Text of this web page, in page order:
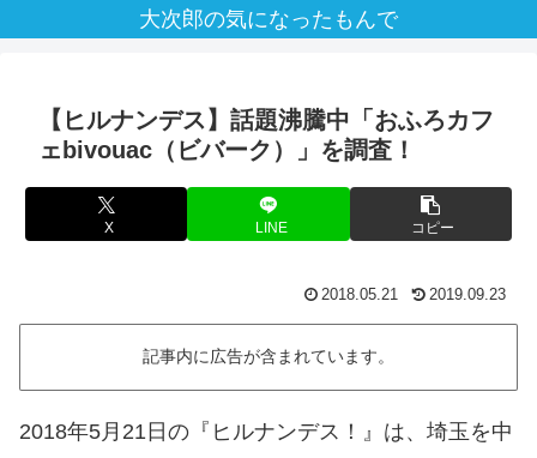
大次郎の気になったもんで
【ヒルナンデス】話題沸騰中「おふろカフ
ェbivouac（ビバーク）」を調査！
X LINE コピー
2018.05.21 2019.09.23
記事内に広告が含まれています。
2018年5月21日の『ヒルナンデス！』は、埼玉を中